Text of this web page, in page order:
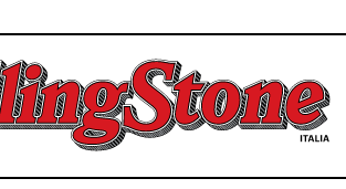
Rolling Stone Italia